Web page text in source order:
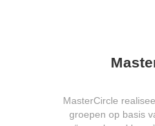
MasterCircle
groepen op basis